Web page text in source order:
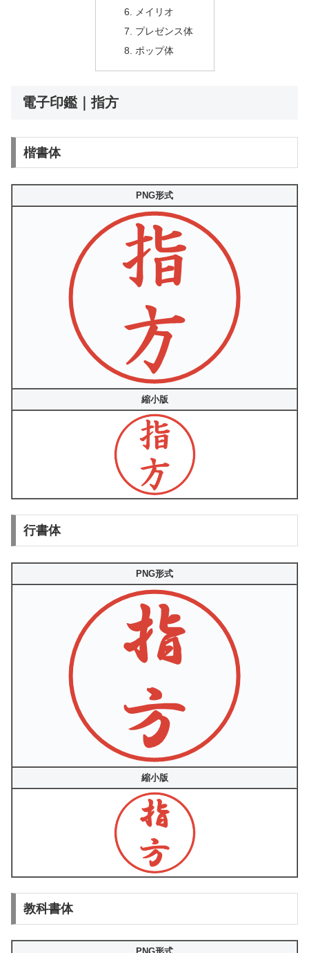
メイリオ
プレゼンス体
ポップ体
電子印鑑｜指方
楷書体
PNG形式
縮小版
行書体
PNG形式
縮小版
教科書体